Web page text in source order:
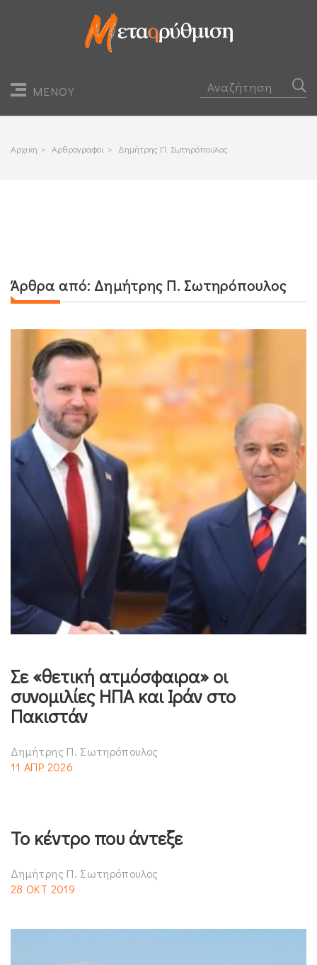
ΜΕΝΟΥ
Αρχικη > Αρθρογραφοι > Δημήτρης Π. Σωτηρόπουλος
Άρθρα από: Δημήτρης Π. Σωτηρόπουλος
Σε «θετική ατμόσφαιρα» οι
συνομιλίες ΗΠΑ και Ιράν στο
Πακιστάν
Δημήτρης Π. Σωτηρόπουλος
11 ΑΠΡ 2026
Το κέντρο που άντεξε
Δημήτρης Π. Σωτηρόπουλος
28 ΟΚΤ 2019